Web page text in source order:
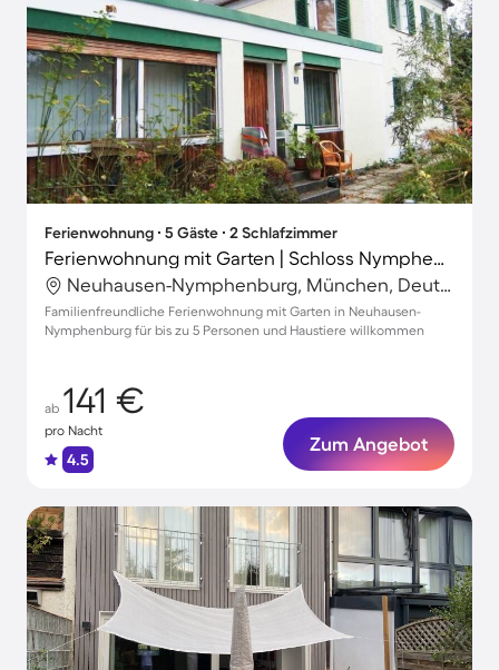
Ferienwohnung ∙ 5 Gäste ∙ 2 Schlafzimmer
Ferienwohnung mit Garten | Schloss Nymphenburg in der Nähe | Stadtblick
Neuhausen-Nymphenburg, München, Deutschland
Familienfreundliche Ferienwohnung mit Garten in Neuhausen-
Nymphenburg für bis zu 5 Personen und Haustiere willkommen
ab 141 €
pro Nacht
4.5
Zum Angebot